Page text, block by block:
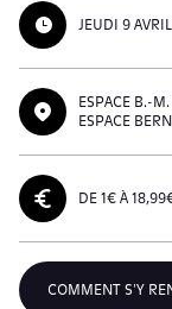
JEUDI 9
ESPACE B.-M.
ESPACE
DE 1€ À
COMMENT S'Y